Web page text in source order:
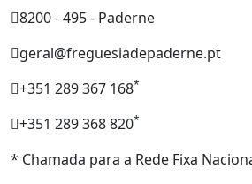
8200 - 495 - Paderne
geral@freguesiadepaderne.pt
+351 289 367 168*
+351 289 368 820*
* Chamada para a Rede Fixa